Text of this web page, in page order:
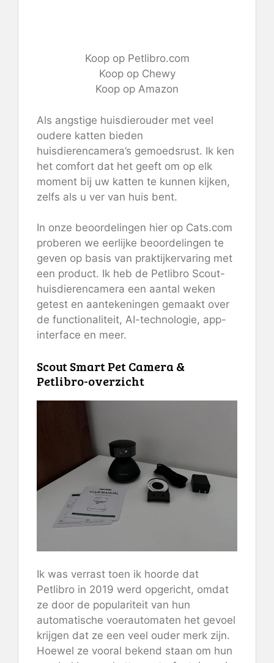
Koop op Petlibro.com
Koop op Chewy
Koop op Amazon
Als angstige huisdierouder met veel
oudere katten bieden
huisdierencamera’s gemoedsrust. Ik ken
het comfort dat het geeft om op elk
moment bij uw katten te kunnen kijken,
zelfs als u ver van huis bent.
In onze beoordelingen hier op Cats.com
proberen we eerlijke beoordelingen te
geven op basis van praktijkervaring met
een product. Ik heb de Petlibro Scout-
huisdierencamera een aantal weken
getest en aantekeningen gemaakt over
de functionaliteit, AI-technologie, app-
interface en meer.
Scout Smart Pet Camera &
Petlibro-overzicht
Ik was verrast toen ik hoorde dat
Petlibro in 2019 werd opgericht, omdat
ze door de populariteit van hun
automatische voerautomaten het gevoel
krijgen dat ze een veel ouder merk zijn.
Hoewel ze vooral bekend staan ​​om hun